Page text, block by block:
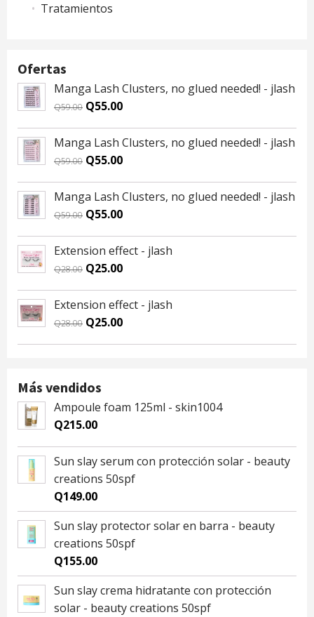
Tratamientos
Ofertas
Manga Lash Clusters, no glued needed! - jlash
Q59.00 Original
was:
Q59.00.
Q55.00Current
is:
Q55.00.
Manga Lash Clusters, no glued needed! - jlash
Q59.00 Original
was:
Q59.00.
Q55.00Current
is:
Q55.00.
Manga Lash Clusters, no glued needed! - jlash
Q59.00 Original
was:
Q59.00.
Q55.00Current
is:
Q55.00.
Extension effect - jlash
Q28.00 Original
was:
Q28.00.
Q25.00Current
is:
Q25.00.
Extension effect - jlash
Q28.00 Original
Q25.00Current
Más vendidos
Ampoule foam 125ml - skin1004
Q215.00
Sun slay serum con protección solar - beauty
creations 50spf
Q149.00
Sun slay protector solar en barra - beauty
creations 50spf
Q155.00
Sun slay crema hidratante con protección
solar - beauty creations 50spf